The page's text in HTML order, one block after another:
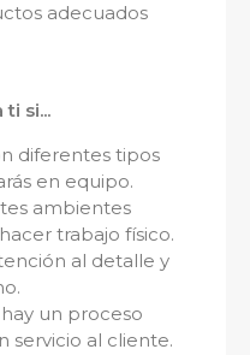
adecuados
si...
diferentes tipos
en equipo.
ambientes
trabajo físico.
al detalle y
un proceso
servicio al cliente.